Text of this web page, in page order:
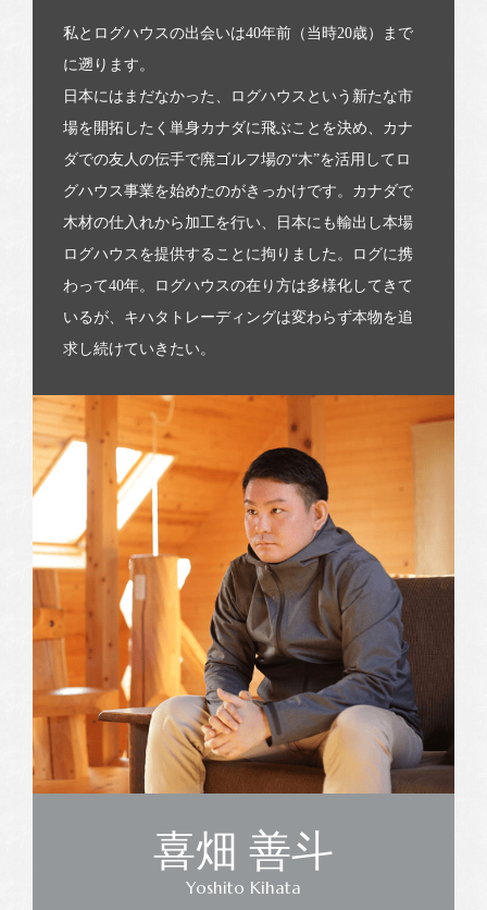
私とログハウスの出会いは40年前（当時20歳）まで
に遡ります。
日本にはまだなかった、ログハウスという新たな市
場を開拓したく単身カナダに飛ぶことを決め、カナ
ダでの友人の伝手で廃ゴルフ場の“木”を活用してロ
グハウス事業を始めたのがきっかけです。カナダで
木材の仕入れから加工を行い、日本にも輸出し本場
ログハウスを提供することに拘りました。ログに携
わって40年。ログハウスの在り方は多様化してきて
いるが、キハタトレーディングは変わらず本物を追
求し続けていきたい。
喜畑 善斗
Yoshito Kihata